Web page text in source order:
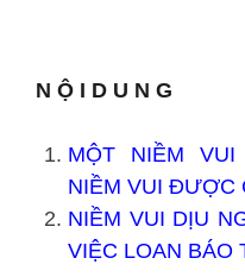
N Ộ I D U N G
MỘT NIỀM
NIỀM VUI ĐƯỢC
NIỀM VUI DỊU
VIỆC LOAN BÁO